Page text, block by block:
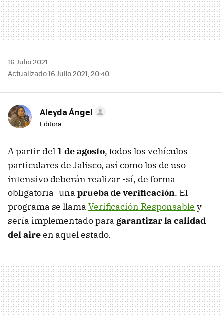
16 Julio 2021
Actualizado 16 Julio 2021, 20:40
Aleyda Ángel
Editora
A partir del 1 de agosto, todos los vehículos
particulares de Jalisco, así como los de uso
intensivo deberán realizar -sí, de forma
obligatoria- una prueba de verificación. El
programa se llama Verificación Responsable y
sería implementado para garantizar la calidad
del aireen aquel estado.